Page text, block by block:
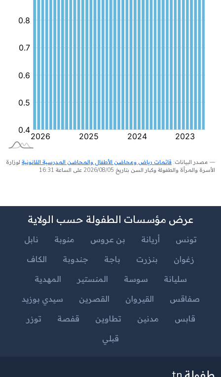
مصدر البيانات: قائمات رياض ومحاضن الأطفال والمحاضن المدرسية القانونية لوزارة
الأسرة والمرأة والطفولة وكبار السن بتاريخ 2026/08/05 على الساعة 16:31
عرض مؤسسات الطفولة حسب الولاية
تونس أريانة بن عروس منوبة
نابل
زغوان
بنزرت باجة جندوبة
الكاف
سليانة
سوسة المنستير
المهدية
صفاقس
القيروان القصرين
سيدي بوزيد
قابس
مدنين تطاوين قفصة
توزر
قبلي